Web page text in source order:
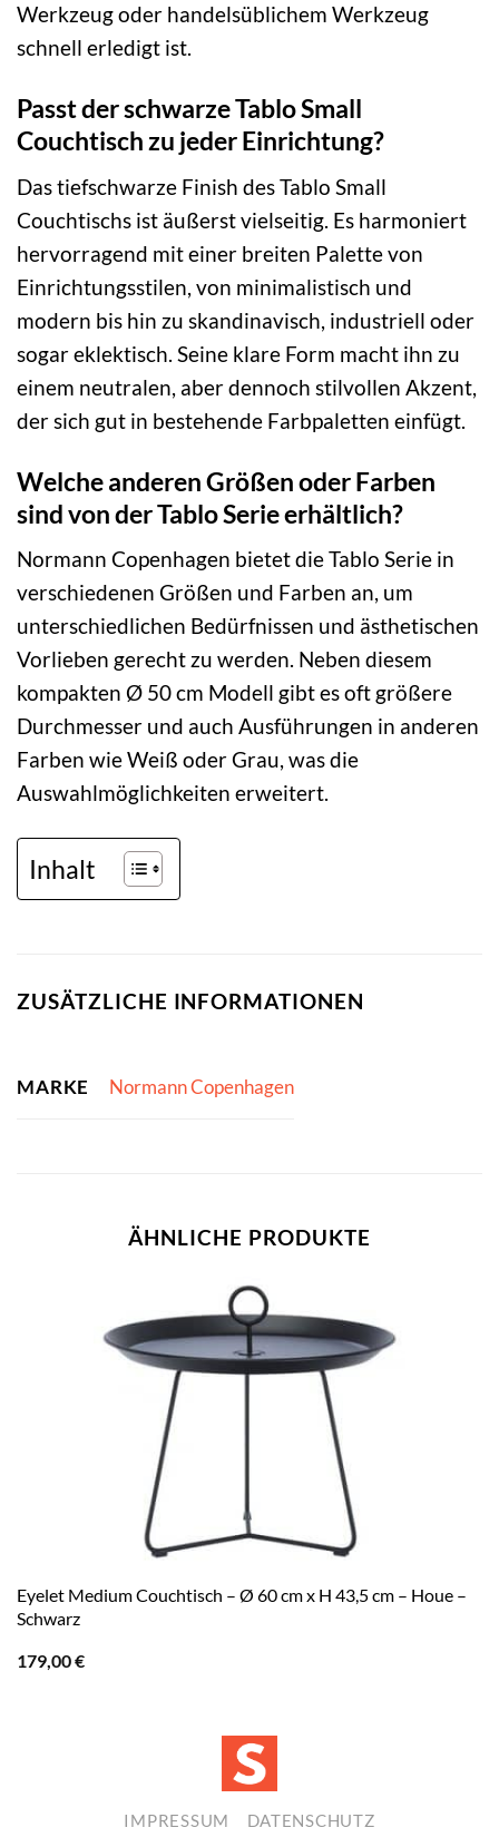
Werkzeug oder handelsüblichem Werkzeug
schnell erledigt ist.
Passt der schwarze Tablo Small
Couchtisch zu jeder Einrichtung?
Das tiefschwarze Finish des Tablo Small
Couchtischs ist äußerst vielseitig. Es harmoniert
hervorragend mit einer breiten Palette von
Einrichtungsstilen, von minimalistisch und
modern bis hin zu skandinavisch, industriell oder
sogar eklektisch. Seine klare Form macht ihn zu
einem neutralen, aber dennoch stilvollen Akzent,
der sich gut in bestehende Farbpaletten einfügt.
Welche anderen Größen oder Farben
sind von der Tablo Serie erhältlich?
Normann Copenhagen bietet die Tablo Serie in
verschiedenen Größen und Farben an, um
unterschiedlichen Bedürfnissen und ästhetischen
Vorlieben gerecht zu werden. Neben diesem
kompakten Ø 50 cm Modell gibt es oft größere
Durchmesser und auch Ausführungen in anderen
Farben wie Weiß oder Grau, was die
Auswahlmöglichkeiten erweitert.
Inhalt
ZUSÄTZLICHE INFORMATIONEN
MARKE Normann Copenhagen
ÄHNLICHE PRODUKTE
Eyelet Medium Couchtisch – Ø 60 cm x H 43,5 cm – Houe –
Schwarz
179,00€
IMPRESSUM DATENSCHUTZ